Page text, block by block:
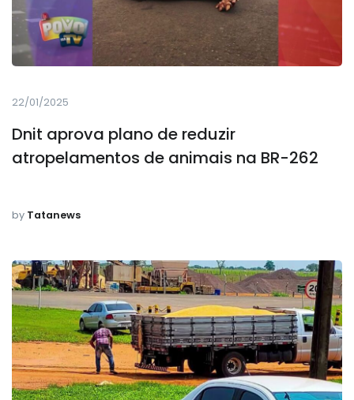
22/01/2025
Dnit aprova plano de reduzir
atropelamentos de animais na BR-262
by Tatanews